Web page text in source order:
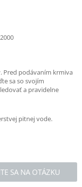
Pred podávaním krmiva
sa so svojím
a pravidelne
pitnej vode.
SA NA OTÁZKU